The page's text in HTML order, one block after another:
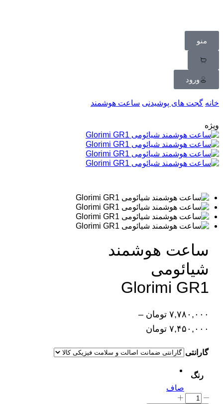
منو
ورود
خانه گجت های پوشیدنی ساعت هوشمند
ویژه
ساعت هوشمند
شیائومی
Glorimi GR1
۷,۷۸۰,۰۰۰ تومان –
۷,۴۵۰,۰۰۰ تومان
گارانتی
رنگ
صاف